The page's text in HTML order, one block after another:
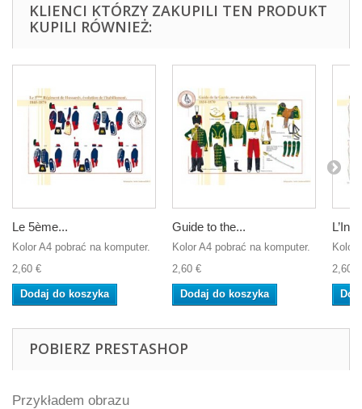
KLIENCI KTÓRZY ZAKUPILI TEN PRODUKT
KUPILI RÓWNIEŻ:
Le 5ème...
Kolor A4 pobrać na komputer.
2,60 €
Dodaj do koszyka
Guide to the...
Kolor A4 pobrać na komputer.
2,60 €
Dodaj do koszyka
Kolor
2,60 €
POBIERZ PRESTASHOP
Przykładem obrazu